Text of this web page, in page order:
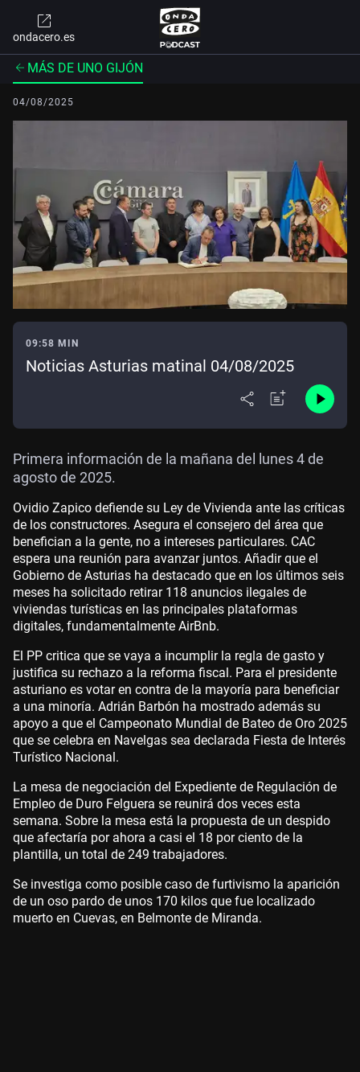
ondacero.es
MÁS DE UNO GIJÓN
04/08/2025
09:58 MIN
Noticias Asturias matinal 04/08/2025
Primera información de la mañana del lunes 4 de
agosto de 2025.
Ovidio Zapico defiende su Ley de Vivienda ante las críticas
de los constructores. Asegura el consejero del área que
benefician a la gente, no a intereses particulares. CAC
espera una reunión para avanzar juntos. Añadir que el
Gobierno de Asturias ha destacado que en los últimos seis
meses ha solicitado retirar 118 anuncios ilegales de
viviendas turísticas en las principales plataformas
digitales, fundamentalmente AirBnb.
El PP critica que se vaya a incumplir la regla de gasto y
justifica su rechazo a la reforma fiscal. Para el presidente
asturiano es votar en contra de la mayoría para beneficiar
a una minoría. Adrián Barbón ha mostrado además su
apoyo a que el Campeonato Mundial de Bateo de Oro 2025
que se celebra en Navelgas sea declarada Fiesta de Interés
Turístico Nacional.
La mesa de negociación del Expediente de Regulación de
Empleo de Duro Felguera se reunirá dos veces esta
semana. Sobre la mesa está la propuesta de un despido
que afectaría por ahora a casi el 18 por ciento de la
plantilla, un total de 249 trabajadores.
Se investiga como posible caso de furtivismo la aparición
de un oso pardo de unos 170 kilos que fue localizado
muerto en Cuevas, en Belmonte de Miranda.